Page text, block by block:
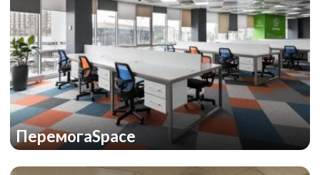
ПеремогаSpace